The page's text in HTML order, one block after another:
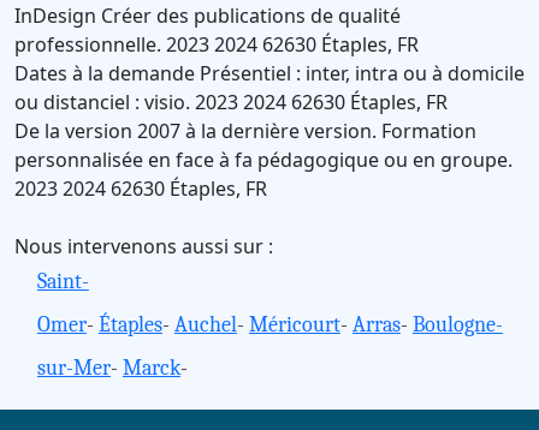
InDesign Créer des publications de qualité
professionnelle. 20232024 62630 Étaples, FR
Dates à la demande Présentiel : inter, intra ou à domicile
ou distanciel : visio. 20232024 62630 Étaples, FR
De la version 2007 à la dernière version. Formation
personnalisée en face à fa pédagogique ou en groupe.
20232024 62630 Étaples, FR
Nous intervenons aussi sur :
Saint-
Omer- Étaples- Auchel- Méricourt- Arras- Boulogne-
sur-Mer- Marck-